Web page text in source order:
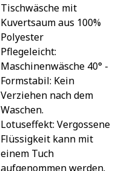
Tischwäsche mit
Kuvertsaum aus 100%
Polyester
Pflegeleicht:
Maschinenwäsche 40° -
Formstabil: Kein
Verziehen nach dem
Waschen.
Lotuseffekt: Vergossene
Flüssigkeit kann mit
einem Tuch
aufgenommen werden.